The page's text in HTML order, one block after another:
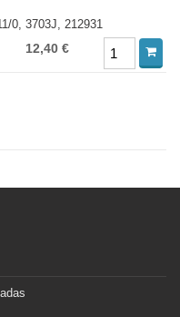
0, 3703J, 212931
12,40 €